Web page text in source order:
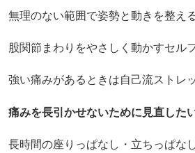
無理のない範囲で姿勢と動きを整え
股関節まわりをやさしく動かすセル
強い痛みがあるときは自己流ストレ
痛みを長引かせないために見直した
長時間の座りっぱなし・立ちっぱな